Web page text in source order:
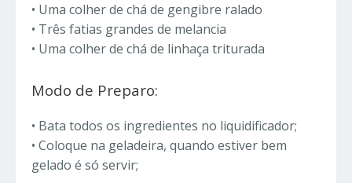
• Uma colher de chá de gengibre ralado
• Três fatias grandes de melancia
• Uma colher de chá de linhaça triturada
Modo de Preparo:
• Bata todos os ingredientes no liquidificador;
• Coloque na geladeira, quando estiver bem
gelado é só servir;